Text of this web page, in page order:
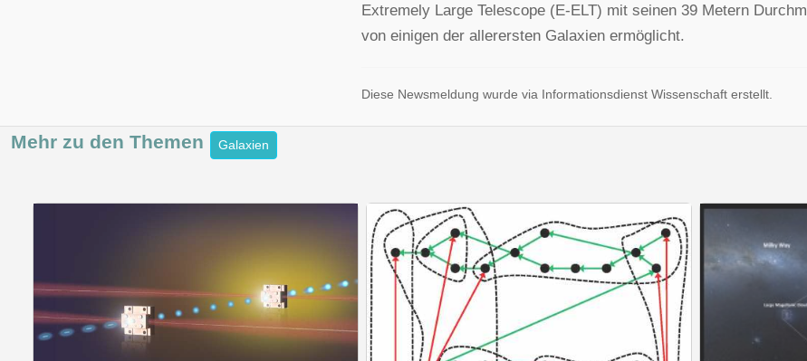
Extremely Large Telescope (E-ELT) mit seinen 39 Metern
von einigen der allerersten Galaxien ermöglicht.
Diese Newsmeldung wurde via Informationsdienst Wissenschaft erstellt.
Mehr zu den Themen Galaxien